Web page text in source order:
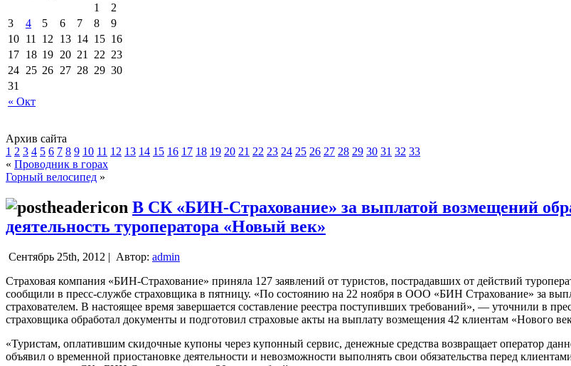
« Окт
1
2
3
4 5 6 7 8
9
10 11 12 13 14 15 16
17 18 19 20 21 22 23
24 25 26 27 28 29 30
31
Архив сайта
1 2 3 4 5 6 7 8 9 10 11 12 13 14 15 16 17 18 19 20 21 22 23 24 25 26 27 28 29 30 31 32 33
« Проводник в горах
Горный велосипед »
В СК «БИН-Страхование» за выплатой возмещений
деятельность туроператора «Новый век»
Сентябрь 25th, 2012 | Автор: admin
Страховая компания «БИН-Страхование» приняла 127 заявлений от туристов, пострадавших от действий
сообщили в пресс-службе страховщика в пятницу. «По состоянию на 22 ноября в ООО «БИН Страхование» за
страхователем. В настоящее время завершается составление реестра поступивших требований», — уточнили в
страховщика обработал документы и подготовил страховые акты на выплату возмещения 42 клиентам «Нового
«Туристам, оплатившим скидочные купоны через купонный сервис, денежные средства возвращает оператор
объявил о временной приостановке деятельности и невозможности выполнять свои обязательства перед